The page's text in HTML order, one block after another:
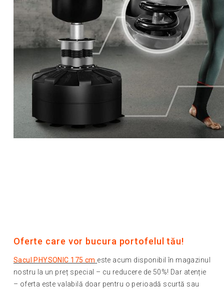
Oferte care vor bucura portofelul tău!
Sacul PHYSONIC 175 cm este acum disponibil în magazinul
nostru la un preț special – cu reducere de 50%! Dar atenție
– oferta este valabilă doar pentru o perioadă scurtă sau